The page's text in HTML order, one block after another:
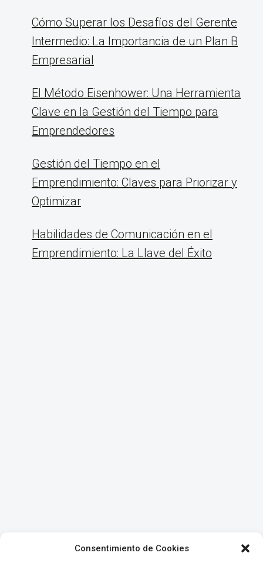
Consentimiento de Cookies
Cómo Superar los Desafíos del Gerente
Intermedio: La Importancia de un Plan B
Empresarial
El Método Eisenhower: Una Herramienta
Clave en la Gestión del Tiempo para
Emprendedores
Gestión del Tiempo en el
Emprendimiento: Claves para Priorizar y
Optimizar
Habilidades de Comunicación en el
Emprendimiento: La Llave del Éxito